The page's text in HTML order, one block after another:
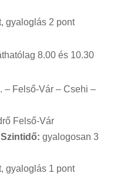
gyaloglás 2 pont
8.00 és 10.30
– Felső-Vár – Csehi –
Felső-Vár
Szintidő: gyalogosan 3
gyaloglás 1 pont